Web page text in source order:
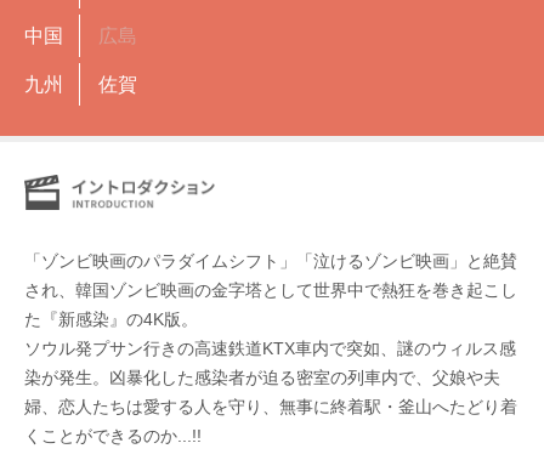
中国 広島
九州 佐賀
「ゾンビ映画のパラダイムシフト」「泣けるゾンビ映画」と絶賛
され、韓国ゾンビ映画の金字塔として世界中で熱狂を巻き起こし
た『新感染』の4K版。
ソウル発プサン行きの⾼速鉄道KTX⾞内で突如、謎のウィルス感
染が発生。凶暴化した感染者が迫る密室の列車内で、父娘や夫
婦、恋人たちは愛する人を守り、無事に終着駅・釜山へたどり着
くことができるのか...!!